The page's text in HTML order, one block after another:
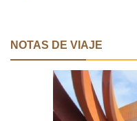
NOTAS DE VIAJE